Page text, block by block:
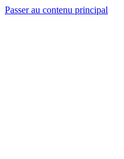
Passer au contenu principal